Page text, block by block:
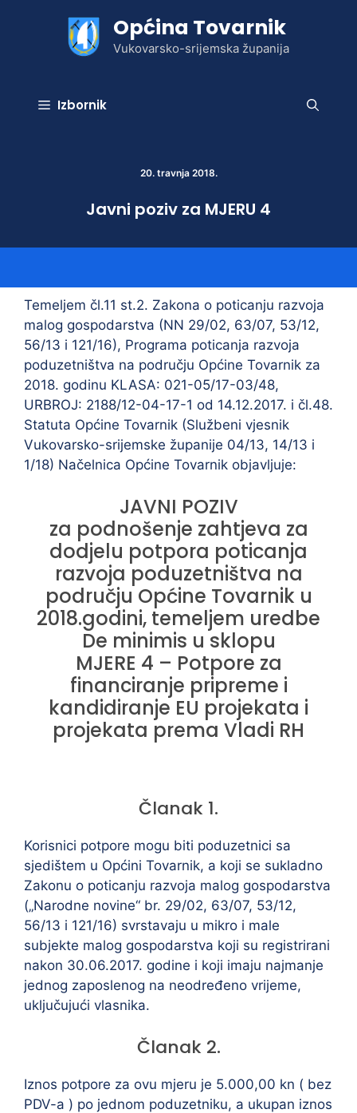
Općina Tovarnik
Vukovarsko-srijemska županija
Izbornik
20. travnja 2018.
Javni poziv za MJERU 4
Temeljem čl.11 st.2. Zakona o poticanju razvoja
malog gospodarstva (NN 29/02, 63/07, 53/12,
56/13 i 121/16), Programa poticanja razvoja
poduzetništva na području Općine Tovarnik za
2018. godinu KLASA: 021-05/17-03/48,
URBROJ: 2188/12-04-17-1 od 14.12.2017. i čl.48.
Statuta Općine Tovarnik (Službeni vjesnik
Vukovarsko-srijemske županije 04/13, 14/13 i
1/18) Načelnica Općine Tovarnik objavljuje:
JAVNI POZIV
za podnošenje zahtjeva za
dodjelu potpora poticanja
razvoja poduzetništva na
području Općine Tovarnik u
2018.godini, temeljem uredbe
De minimis u sklopu
MJERE 4 – Potpore za
financiranje pripreme i
kandidiranje EU projekata i
projekata prema Vladi RH
Članak 1.
Korisnici potpore mogu biti poduzetnici sa
sjedištem u Općini Tovarnik, a koji se sukladno
Zakonu o poticanju razvoja malog gospodarstva
(„Narodne novine“ br. 29/02, 63/07, 53/12,
56/13 i 121/16) svrstavaju u mikro i male
subjekte malog gospodarstva koji su registrirani
nakon 30.06.2017. godine i koji imaju najmanje
jednog zaposlenog na neodređeno vrijeme,
uključujući vlasnika.
Članak 2.
Iznos potpore za ovu mjeru je 5.000,00 kn ( bez
PDV-a ) po jednom poduzetniku, a ukupan iznos